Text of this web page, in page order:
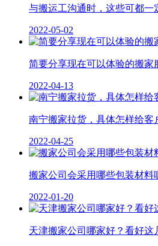
与搬运工沟通时，这些可都一
2022-05-02
简要分享现在可以体验的搬家
2022-04-13
南宁搬家拉货，具体怎样给客
2022-04-25
搬家公司会采用哪些包装材料
2022-01-20
天津搬家公司哪家好？看好这